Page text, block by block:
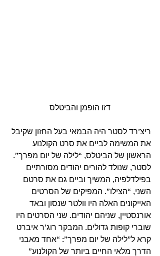
דזו הופמן והביטלס
ריצ’רד לסטר היה הבמאי בעל החזון שקיבל
את המשימה לביים את סרט הקולנוע
הראשון של הביטלס, “לילה של יום מפרך”.
לסטר, שנולד להורים יהודים מסורתיים
בפילדלפיה, המשיך וביים גם את סרטם
השני, “הצילו”. המפיקים של הסרטים
האייקונים האלה היו וולטר שנסון ובאד
אורנסטיין, שניהם יהודים. שני הסרטים היו
שוברי קופות גדולים. המבקר רוג’ר איברט
קרא ל”לילה של יום מפרך”: “אחד מאבני
הדרך מלאי החיים ביותר של הקולנוע”